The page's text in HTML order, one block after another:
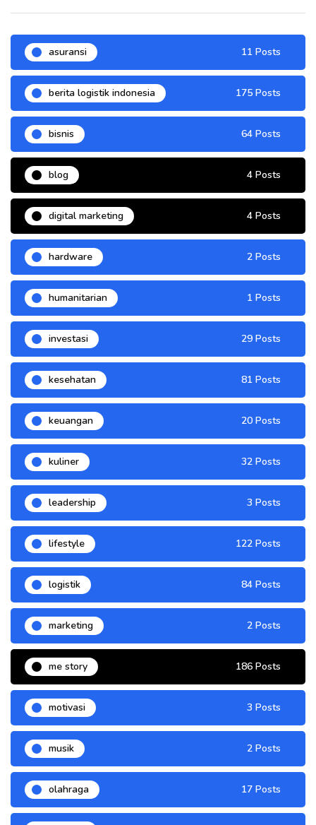
asuransi 11 Posts
berita logistik indonesia 175 Posts
bisnis 64 Posts
blog 4 Posts
digital marketing 4 Posts
hardware 2 Posts
humanitarian 1 Posts
investasi 29 Posts
kesehatan 81 Posts
keuangan 20 Posts
kuliner 32 Posts
leadership 3 Posts
lifestyle 122 Posts
logistik 84 Posts
marketing 2 Posts
me story 186 Posts
motivasi 3 Posts
musik 2 Posts
olahraga 17 Posts